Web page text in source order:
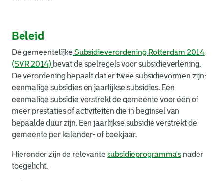
Beleid
De gemeentelijke Subsidieverordening Rotterdam 2014
(SVR 2014) bevat de spelregels voor subsidieverlening.
De verordening bepaalt dat er twee subsidievormen zijn:
eenmalige subsidies en jaarlijkse subsidies. Een
eenmalige subsidie verstrekt de gemeente voor één of
meer prestaties of activiteiten die in beginsel van
bepaalde duur zijn. Een jaarlijkse subsidie verstrekt de
gemeente per kalender- of boekjaar.
Hieronder zijn de relevante subsidieprogramma's nader
toegelicht.